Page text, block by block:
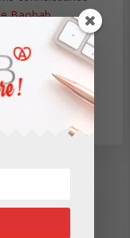
Baobab